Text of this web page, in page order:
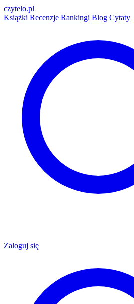
czytelo.pl
Książki Recenzje Rankingi Blog Cytaty
Zaloguj się